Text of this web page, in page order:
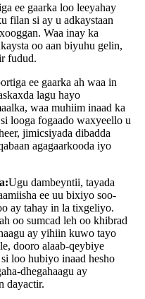
ee gaarka loo leeyahay
filan si ay u adkaystaan
Waa inay ka
oo aan biyuhu gelin,
fudud.
ee gaarka ah waa in
lagu hayo
waa muhiim inaad ka
looga fogaado waxyeello u
jimicsiyada dibadda
agagaarkooda iyo
Ugu dambeyntii, tayada
ee uu bixiyo soo-
ay tahay in la tixgeliyo.
oo sumcad leh oo khibrad
ay yihiin kuwo tayo
dooro alaab-qeybiye
loo hubiyo inaad hesho
dhegahaagu ay
dayactir.